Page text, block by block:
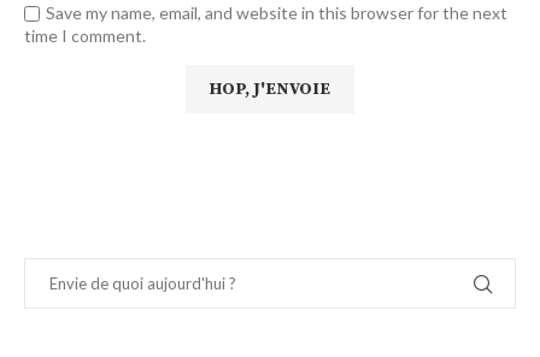
Save my name, email, and website in this browser for the next
time I comment.